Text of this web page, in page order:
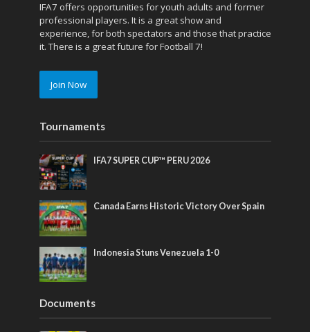
IFA7 offers opportunities for youth adults and former
professional players. It is a great show and
experience, for both spectators and those that practice
it. There is a great future for Football 7!
Join Now
Tournaments
IFA7 SUPER CUP™ PERU 2026
Canada Earns Historic Victory Over Spain
Indonesia Stuns Venezuela 1-0
Documents